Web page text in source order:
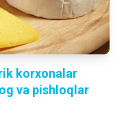
korxonalar
va pishloqlar